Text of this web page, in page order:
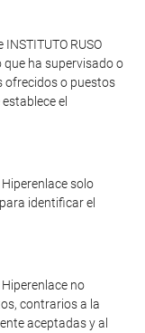
RUSO
que ha supervisado o
ofrecidos o puestos
el
solo
identificar el
no
contrarios a la
aceptadas y al